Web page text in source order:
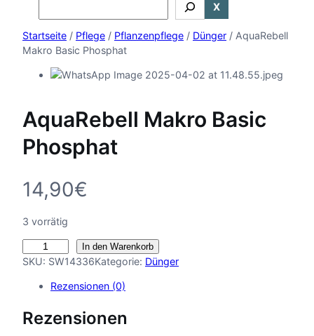
X
Startseite / Pflege / Pflanzenpflege / Dünger / AquaRebell
Makro Basic Phosphat
AquaRebell Makro Basic
Phosphat
14,90€
3 vorrätig
q
e
In den Warenkorb
SKU: SW14336Kategorie: Dünger
Rezensionen (0)
Rezensionen